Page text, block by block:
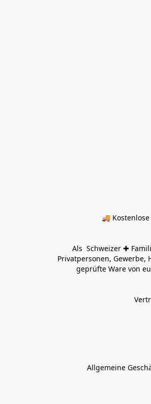
🚚
Als  Schweizer ✚
Privatpersonen,
geprüfte Ware von
Allgemeine